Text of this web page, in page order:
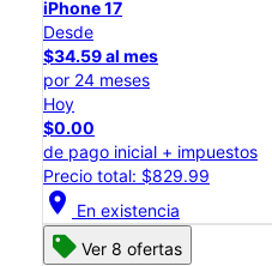
iPhone 17
Desde
$34.59 al mes
por 24 meses
Hoy
$0.00
de pago inicial + impuestos
Precio total: $829.99
location_on En existencia
Ver 8 ofertas